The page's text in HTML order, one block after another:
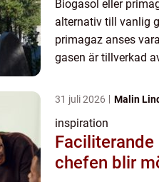
Biogasol eller
alternativ till vanlig
primagaz anses
gasen är tillverkad
livsmedelsindust...
31 juli 2026 Malin
inspiration
Faciliterande
chefen blir